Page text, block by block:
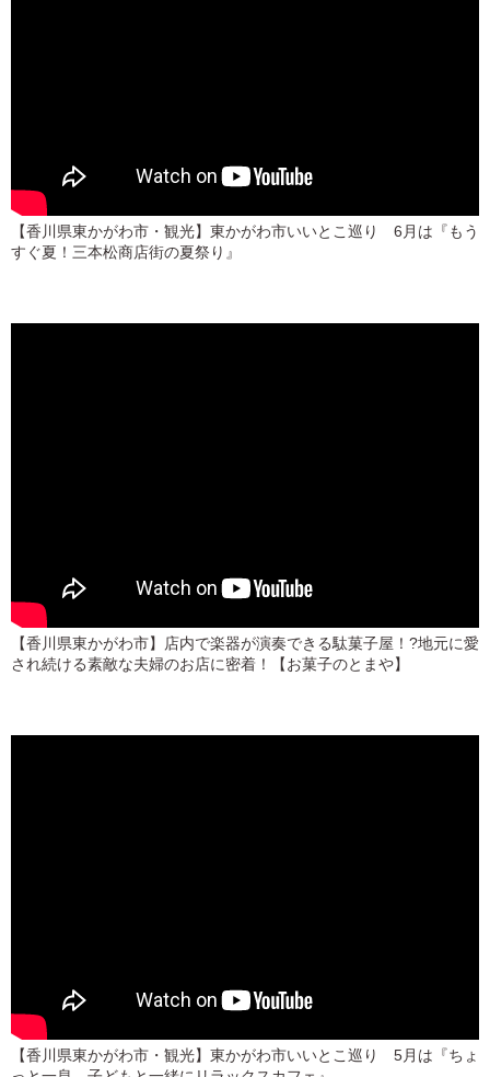
【香川県東かがわ市・観光】東かがわ市いいとこ巡り 6月は『もう
すぐ夏！三本松商店街の夏祭り』
【香川県東かがわ市】店内で楽器が演奏できる駄菓子屋！?地元に愛
され続ける素敵な夫婦のお店に密着！【お菓子のとまや】
【香川県東かがわ市・観光】東かがわ市いいとこ巡り 5月は『ちょ